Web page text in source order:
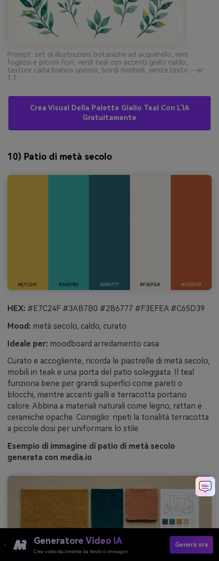
Prompt: set di illustrazioni botaniche ad acquerello, rami
fogliosi e piccoli fiori, verdi teal con accenti giallo caldo,
texture carta bianco sporco, bordi morbidi, senza testo --ar
1:1
Crea Visual Della Palette Giallo Teal Con L’IA
Gratuitamente
10) Patio di metà secolo
HEX: #E7C24F #3AB7B0 #2B6777 #F3EFEA #C65D39
Mood: metà secolo, caldo, curato
Ideale per: moodboard arredamento casa
Curato e accogliente, ricorda le piastrelle di metà secolo,
mobili in teak e una porta del patio soleggiata. Il teal
funziona bene per grandi superfici come pareti o
blocchi, mentre accenti gialli e terracotta portano
calore. Abbina a materiali naturali come legno, rattan e
ceramiche opache. Consiglio: ripeti la tonalità terracotta
a piccole dosi per uniformare lo stile.
Esempio di immagine di patio di metà secolo
generata con media.io
Generatore Video IA
Crea video facilmente da testo o immagini
Genera ora